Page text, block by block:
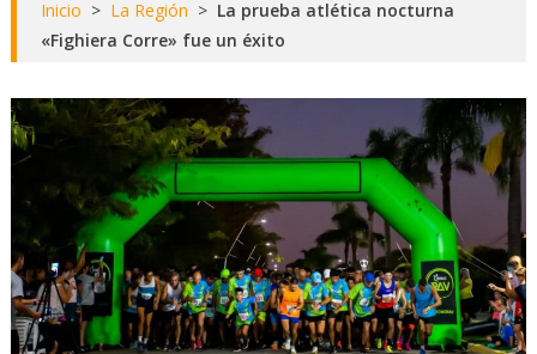
Inicio > La Región > La prueba atlética nocturna
«Fighiera Corre» fue un éxito